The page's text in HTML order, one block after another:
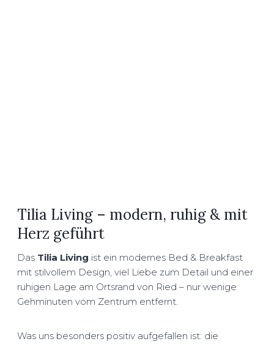
Tilia Living – modern, ruhig & mit
Herz geführt
Das Tilia Living ist ein modernes Bed & Breakfast
mit stilvollem Design, viel Liebe zum Detail und einer
ruhigen Lage am Ortsrand von Ried – nur wenige
Gehminuten vom Zentrum entfernt.
Was uns besonders positiv aufgefallen ist: die